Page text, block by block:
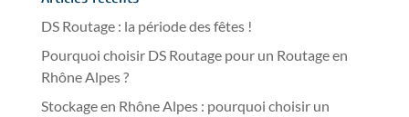
DS Routage : la période des fêtes !
Pourquoi choisir DS Routage pour un Routage en
Rhône Alpes ?
Stockage en Rhône Alpes : pourquoi choisir un